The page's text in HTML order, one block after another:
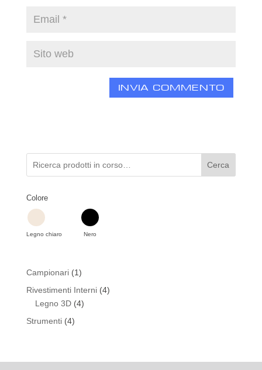
Cerca
Colore
Legno chiaro Nero
Campionari 11
prodotto
Rivestimenti Interni 44
Legno 3D 44
Strumenti 44